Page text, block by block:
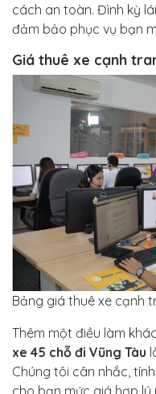
cách an toàn. Đình kỳ
đảm bảo phục vụ bạn
Giá thuê xe cạnh
Bảng giá thuê xe cạnh
Thêm một điều làm
xe 45 chỗ đi Vũng Tàu
Chúng tôi cân nhắc,
cho bạn mức giá hợp lý